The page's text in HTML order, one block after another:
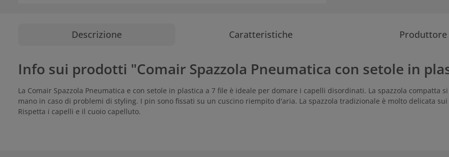
Descrizione Caratteristiche Produttore
Info sui prodotti "Comair Spazzola Pneumatica con setole in
La Comair Spazzola Pneumatica e con setole in plastica a 7 file è ideale per domare i capelli disordinati. La spazzola
mano in caso di problemi di styling. I pin sono fissati su un cuscino riempito d'aria. La spazzola tradizionale è molto delicata
Rispetta i capelli e il cuoio capelluto.